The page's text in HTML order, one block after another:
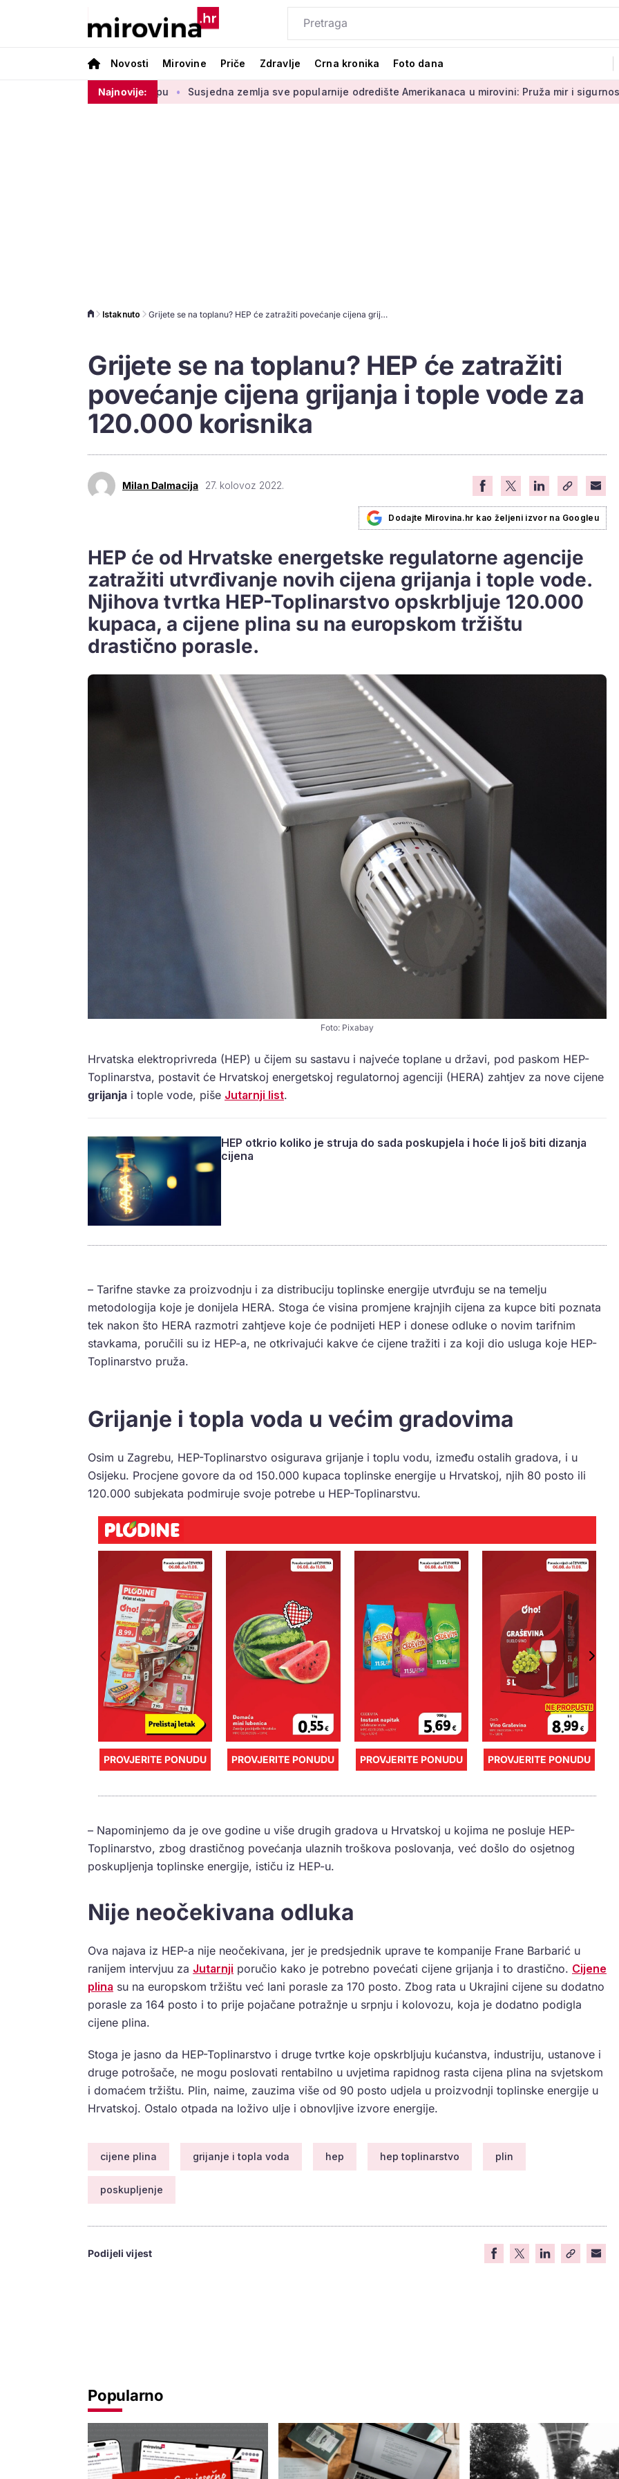
Novosti Mirovine Priče Zdravlje Crna kronika Foto dana
Najnovije:
Susjedna zemlja sve popularnije odredište Amerikanaca u mirovini: Pruža mir i sigurnost
Istaknuto Grijete se na toplanu? HEP će zatražiti povećanje cijena grijanja i tople vode za 120.000 korisnika
Grijete se na toplanu? HEP će zatražiti
povećanje cijena grijanja i tople vode za
120.000 korisnika
Milan Dalmacija 27. kolovoz 2022.
Dodajte Mirovina.hr kao željeni izvor na Googleu
HEP će od Hrvatske energetske regulatorne agencije
zatražiti utvrđivanje novih cijena grijanja i tople vode.
Njihova tvrtka HEP-Toplinarstvo opskrbljuje 120.000
kupaca, a cijene plina su na europskom tržištu
drastično porasle.
Foto: Pixabay
Hrvatska elektroprivreda (HEP) u čijem su sastavu i najveće toplane u državi, pod paskom HEP-
Toplinarstva, postavit će Hrvatskoj energetskoj regulatornoj agenciji (HERA) zahtjev za nove cijene
grijanja i tople vode, piše Jutarnji list.
HEP otkrio koliko je struja do sada poskupjela i hoće li još biti dizanja
cijena
– Tarifne stavke za proizvodnju i za distribuciju toplinske energije utvrđuju se na temelju
metodologija koje je donijela HERA. Stoga će visina promjene krajnjih cijena za kupce biti poznata
tek nakon što HERA razmotri zahtjeve koje će podnijeti HEP i donese odluke o novim tarifnim
stavkama, poručili su iz HEP-a, ne otkrivajući kakve će cijene tražiti i za koji dio usluga koje HEP-
Toplinarstvo pruža.
Grijanje i topla voda u većim gradovima
Osim u Zagrebu, HEP-Toplinarstvo osigurava grijanje i toplu vodu, između ostalih gradova, i u
Osijeku. Procjene govore da od 150.000 kupaca toplinske energije u Hrvatskoj, njih 80 posto ili
120.000 subjekata podmiruje svoje potrebe u HEP-Toplinarstvu.
PROVJERITE PONUDU PROVJERITE PONUDU PROVJERITE PONUDU PROVJERITE PONUDU
– Napominjemo da je ove godine u više drugih gradova u Hrvatskoj u kojima ne posluje HEP-
Toplinarstvo, zbog drastičnog povećanja ulaznih troškova poslovanja, već došlo do osjetnog
poskupljenja toplinske energije, ističu iz HEP-u.
Nije neočekivana odluka
Ova najava iz HEP-a nije neočekivana, jer je predsjednik uprave te kompanije Frane Barbarić u
ranijem intervjuu za Jutarnji poručio kako je potrebno povećati cijene grijanja i to drastično. Cijene
plina su na europskom tržištu već lani porasle za 170 posto. Zbog rata u Ukrajini cijene su dodatno
porasle za 164 posto i to prije pojačane potražnje u srpnju i kolovozu, koja je dodatno podigla
cijene plina.
Stoga je jasno da HEP-Toplinarstvo i druge tvrtke koje opskrbljuju kućanstva, industriju, ustanove i
druge potrošače, ne mogu poslovati rentabilno u uvjetima rapidnog rasta cijena plina na svjetskom
i domaćem tržištu. Plin, naime, zauzima više od 90 posto udjela u proizvodnji toplinske energije u
Hrvatskoj. Ostalo otpada na loživo ulje i obnovljive izvore energije.
cijene plina grijanje i topla voda hep hep toplinarstvo plin
poskupljenje
Podijeli vijest
Popularno